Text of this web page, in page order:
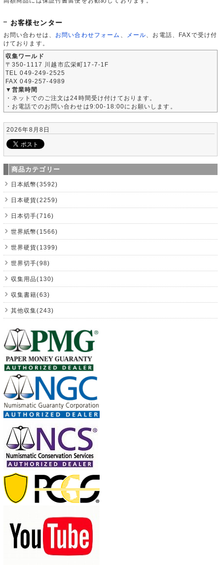
お客様センター
お問い合わせは、 お問い合わせフォーム メール 、お電話、FAXで受け付
けております。
収集ワールド
〒350-1117 川越市広栄町17-7-1F
TEL 049-249-2525
FAX 049-257-4989
▼営業時間
・ネットでのご注文は24時間受け付けております。
・お電話でのお問い合わせは9:00-18:00にお願いします。
2026年8月8日
商品カテゴリー
日本紙幣(3592)
日本硬貨(2259)
日本切手(716)
世界紙幣(1566)
世界硬貨(1399)
世界切手(98)
収集用品(130)
収集書籍(63)
其他収集(243)